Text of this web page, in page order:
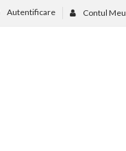
Contul Meu
Autentificare